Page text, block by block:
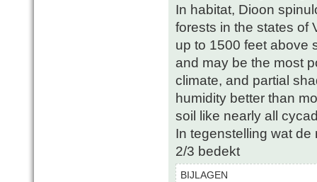
In habitat, Dioon
forests in the states of
up to 1500 feet above
and may be the most
climate, and partial
humidity better than
soil like nearly all
In tegenstelling wat
2/3 bedekt
BIJLAGEN